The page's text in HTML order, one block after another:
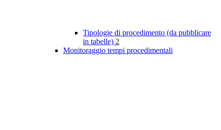
Tipologie di procedimento (da pubblicare
in tabelle) 2
Monitoraggio tempi procedimentali